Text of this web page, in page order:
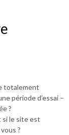
totalement
période d’essai –
?
si le site est
?